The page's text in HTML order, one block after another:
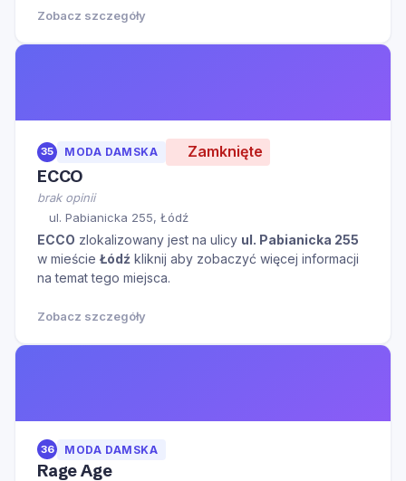
Zobacz szczegóły
35 MODA DAMSKA Zamknięte
ECCO
brak opinii
ul. Pabianicka 255, Łódź
ECCO zlokalizowany jest na ulicy ul. Pabianicka 255
w mieście Łódź kliknij aby zobaczyć więcej informacji
na temat tego miejsca.
Zobacz szczegóły
36 MODA DAMSKA
Rage Age